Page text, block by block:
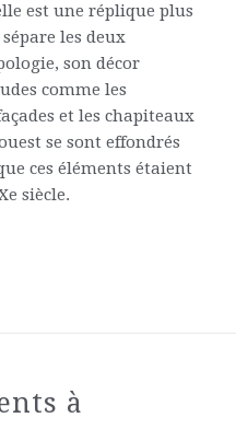
est une réplique plus
les deux
son décor
comme les
et les chapiteaux
se sont effondrés
ces éléments étaient
siècle.
à